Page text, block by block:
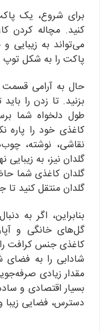
برای شروع، یک
کنید. مچاله کردن
می‌تواند به
پاکت را به شکل توپ
بزنید. تا زدن را
طول دلخواه شما
کاغذی خود را پاره
نقاشی، نوشته،
گلدان نیز، به
گلدان کاغذی شما
گلدان منتقل کنید تا
بنابراین، اگر به
گل‌های خانگی و
کاغذی جنس کرافت را
شادابی را به
مقدار زیادی
بسیار اقتصادی و
دسترس، فضایی زیبا